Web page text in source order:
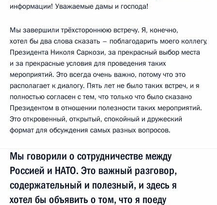
информации! Уважаемые дамы и господа!
Мы завершили трёхстороннюю встречу. Я, конечно,
хотел бы два слова сказать – поблагодарить моего коллегу,
Президента Николя Саркози, за прекрасный выбор места
и за прекрасные условия для проведения таких
мероприятий. Это всегда очень важно, потому что это
располагает к диалогу. Пять лет не было таких встреч, и я
полностью согласен с тем, что только что было сказано
Президентом в отношении полезности таких мероприятий.
Это откровенный, открытый, спокойный и дружеский
формат для обсуждения самых разных вопросов.
Мы говорили о сотрудничестве между
Россией и НАТО. Это важный разговор,
содержательный и полезный, и здесь я
хотел бы объявить о том, что я поеду